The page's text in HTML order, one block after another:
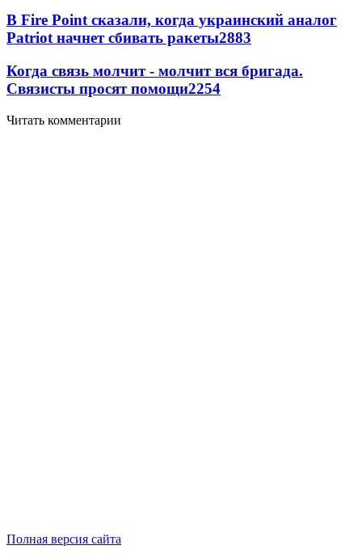
В Fire Point сказали, когда украинский аналог
Patriot начнет сбивать ракеты2883
Когда связь молчит - молчит вся бригада.
Связисты просят помощи2254
Читать комментарии
Полная версия сайта